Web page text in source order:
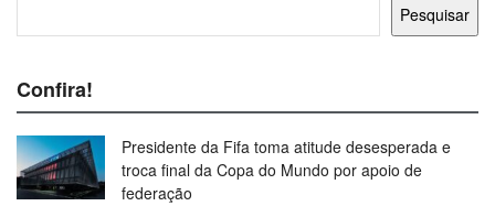
Pesquisar
Confira!
Presidente da Fifa toma atitude desesperada e
troca final da Copa do Mundo por apoio de
federação